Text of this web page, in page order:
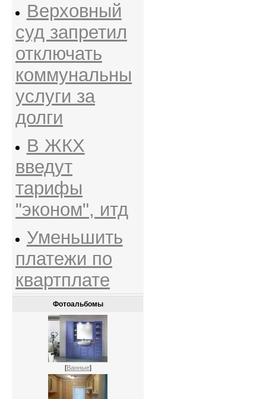
Верховный
суд запретил
отключать
коммунальны
услуги за
долги
В ЖКХ
введут
тарифы
"эконом", итд
Уменьшить
платежи по
квартплате
Фотоальбомы
[Ванные]